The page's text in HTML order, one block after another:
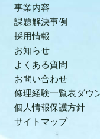
事業内容
課題解決事例
採用情報
お知らせ
よくある質問
お問い合わせ
修理経験一覧表ダウ
個人情報保護方針
サイトマップ